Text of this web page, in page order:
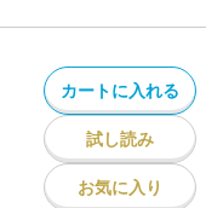
カートに入れる
試し読み
お気に入り